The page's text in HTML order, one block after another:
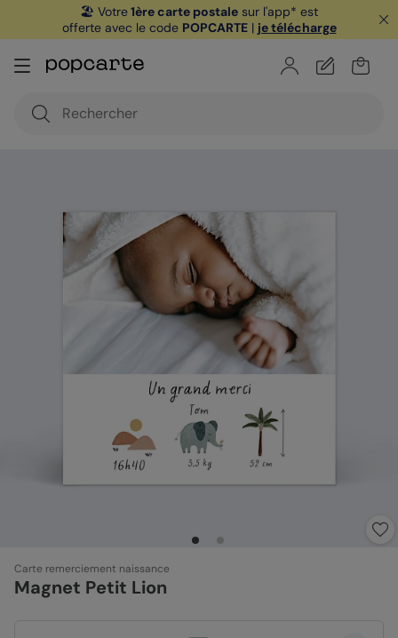
🏖️ Votre1ère carte postale sur l'app* est
offerte avec le code POPCARTE| je télécharge
Carte remerciement naissance
Magnet Petit Lion